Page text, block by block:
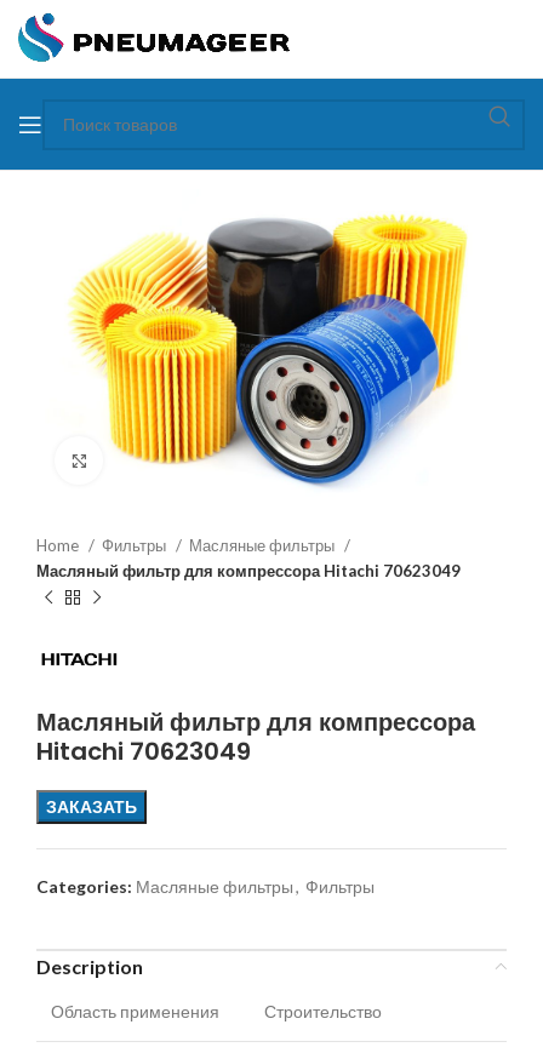
Увеличить
Home Фильтры
Масляные фильтры
Масляный фильтр для компрессора Hitachi 70623049
Масляный фильтр для компрессора
Hitachi 70623049
ЗАКАЗАТЬ
Categories: Масляные фильтры, Фильтры
Description
Область применения Строительство